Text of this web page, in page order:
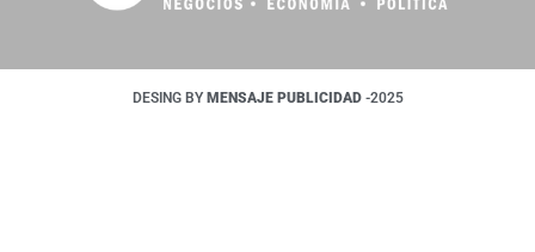
DESING BY MENSAJE PUBLICIDAD -2025